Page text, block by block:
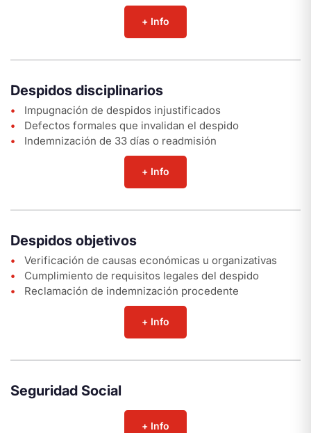
+ Info
Despidos disciplinarios
Impugnación de despidos injustificados
Defectos formales que invalidan el despido
Indemnización de 33 días o readmisión
+ Info
Despidos objetivos
Verificación de causas económicas u organizativas
Cumplimiento de requisitos legales del despido
Reclamación de indemnización procedente
+ Info
Seguridad Social
+ Info